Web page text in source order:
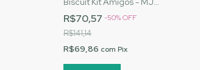
Artesanatos |Cód. 3047
R$70,57 -50%OFF
R$141,14
R$69,86 com Pix